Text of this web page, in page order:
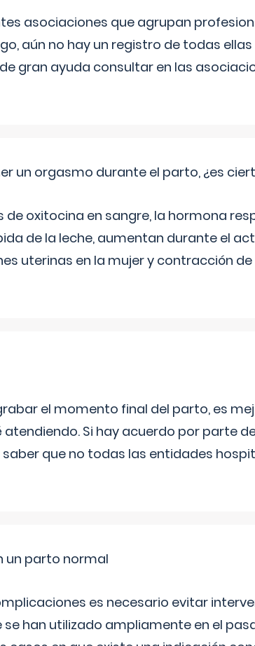
asociaciones que agrupan
aún no hay un registro de todas
gran ayuda consultar en las
un orgasmo durante el parto, ¿es
de oxitocina en sangre, la hormona
de la leche, aumentan durante el
uterinas en la mujer y contracción
el momento final del parto, es
Si hay acuerdo por parte
que no todas las entidades
un parto normal
es necesario evitar
se han utilizado ampliamente en el